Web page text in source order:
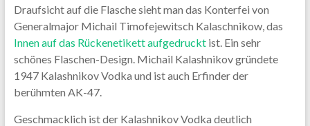
Draufsicht auf die Flasche sieht man das Konterfei von
Generalmajor Michail Timofejewitsch Kalaschnikow, das
Innen auf das Rückenetikett aufgedrucktist. Ein sehr
schönes Flaschen-Design. Michail Kalashnikov gründete
1947 Kalashnikov Vodka und ist auch Erfinder der
berühmten AK-47.
Geschmacklich ist der Kalashnikov Vodka deutlich